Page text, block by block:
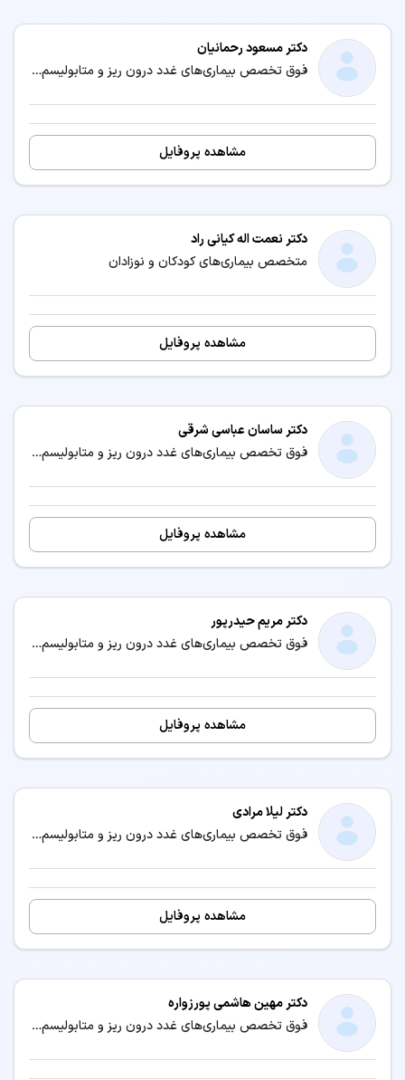
دکتر مسعود رحمانیان
فوق تخصص بیماری‌های غدد درون ریز و متابولیسم (اندوکرینولوژی) / متخصص بیماری‌های داخلی
مشاهده پروفایل
دکتر نعمت اله کیانی راد
متخصص بیماری‌های کودکان و نوزادان
مشاهده پروفایل
دکتر ساسان عباسی شرقی
فوق تخصص بیماری‌های غدد درون ریز و متابولیسم (اندوکرینولوژی) / متخصص بیماری‌های داخلی
مشاهده پروفایل
دکتر مریم حیدرپور
فوق تخصص بیماری‌های غدد درون ریز و متابولیسم (اندوکرینولوژی) / متخصص بیماری‌های داخلی
مشاهده پروفایل
دکتر لیلا مرادی
فوق تخصص بیماری‌های غدد درون ریز و متابولیسم (اندوکرینولوژی) / متخصص بیماری‌های داخلی
مشاهده پروفایل
دکتر مهین هاشمی پورزواره
فوق تخصص بیماری‌های غدد درون ریز و متابولیسم (اندوکرینولوژی) / متخصص بیماری‌های کودکان و نوزادان